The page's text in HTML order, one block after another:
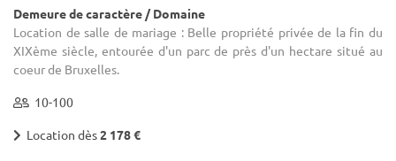
Demeure de caractère / Domaine
Location de salle de mariage : Belle propriété privée de la fin du
XIXème siècle, entourée d'un parc de près d'un hectare situé au
coeur de Bruxelles.
10-100
Location dès2 178 €